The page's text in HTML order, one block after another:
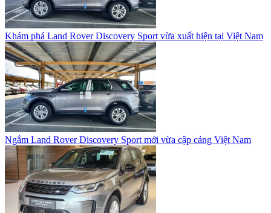
Khám phá Land Rover Discovery Sport vừa xuất hiện tại Việt Nam
Ngắm Land Rover Discovery Sport mới vừa cập cảng Việt Nam